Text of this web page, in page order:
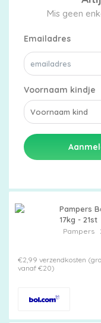
Mis geen
Emailadres
Voornaam kindje
Pampers
17kg - 21st
Pampers
€2,99 verzendkosten
vanaf €20)